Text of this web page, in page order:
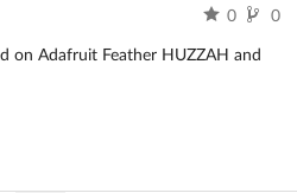
0 0
on Adafruit Feather HUZZAH and